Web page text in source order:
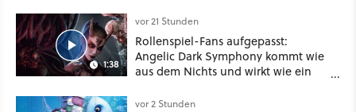
1:38
vor 21 Stunden
Rollenspiel-Fans aufgepasst:
Angelic Dark Symphony kommt wie
aus dem Nichts und wirkt wie ein
Mass Effect
vor 2 Stunden